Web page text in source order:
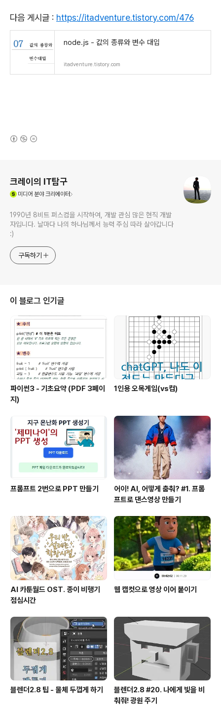
다음 게시글 : https://itadventure.tistory.com/476
node.js - 값의 종류와 변수 대입
itadventure.tistory.com
크레이의 IT탐구
미디어 분야 크리에이터
1990년 8비트 퍼스컴을 시작하여, 개발 관심 많은 현직 개발
자입니다. 날마다 나의 하나님께서 능력 주심 따라 살아갑니다
:)
구독하기
이 블로그 인기글
파이썬3 - 기초요약 (PDF 3페이
지)
1인용 오목게임(vs컴)
프롬프트 2번으로 PPT 만들기
어이! AI, 어떻게 춤춰? #1. 프롬
프트로 댄스영상 만들기
AI 카툰월드 OST. 종이 비행기
점심시간
웹 캡컷으로 영상 이어 붙이기
블렌더2.8 팁 - 물체 두껍게 하기
블렌더2.8 #20. 나에게 빛을 비
춰줘! 광원 주기